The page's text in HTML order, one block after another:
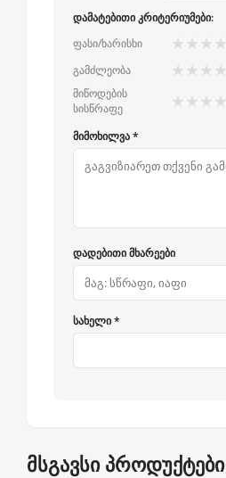
დამატებითი კრიტერიუმები:
ფასი/ხარისხი
★ ★ ★ ★
გამძლეობა ★ ★ ★ ★
მიწოდების
სისწრაფე
★ ★ ★ ★
მიმოხილვა *
დადებითი მხარეები
სახელი *
მსგავსი პროდუქტები